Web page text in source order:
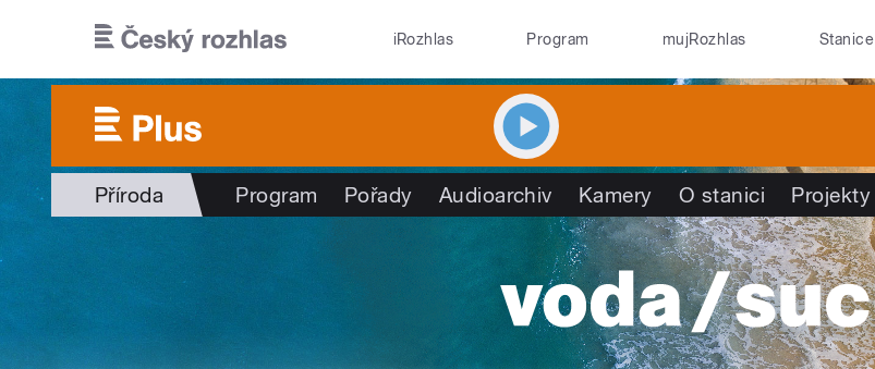
iRozhlas Program mujRozhlas Stanice
Příroda Program Pořady Audioarchiv Kamery O stanici Projekty